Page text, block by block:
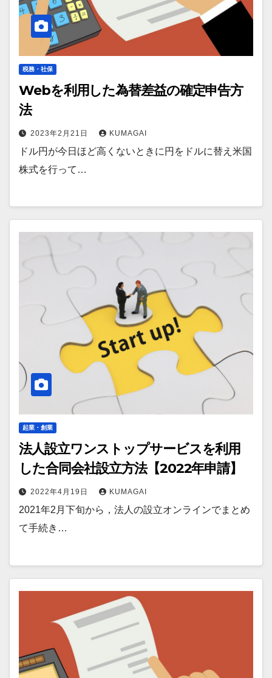
税務・社保
Webを利用した為替差益の確定申告方
法
2023年2月21日 KUMAGAI
ドル円が今日ほど高くないときに円をドルに替え米国
株式を行って…
起業・創業
法人設立ワンストップサービスを利用
した合同会社設立方法【2022年申請】
2022年4月19日 KUMAGAI
2021年2月下旬から，法人の設立オンラインでまとめ
て手続き…